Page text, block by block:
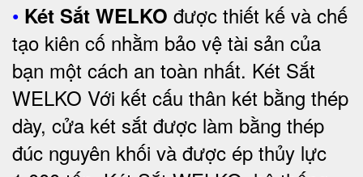
• Két Sắt WELKO được thiết kế và chế
tạo kiên cố nhằm bảo vệ tài sản của
bạn một cách an toàn nhất. Két Sắt
WELKO Với kết cấu thân két bằng thép
dày, cửa két sắt được làm bằng thép
đúc nguyên khối và được ép thủy lực